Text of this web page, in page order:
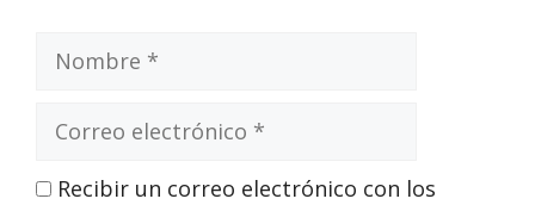
Nombre
Correo
electrónico
Recibir un correo electrónico con los